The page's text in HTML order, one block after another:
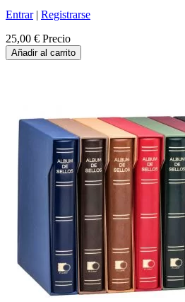
Entrar| Registrarse
25,00 € Precio
Añadir al carrito